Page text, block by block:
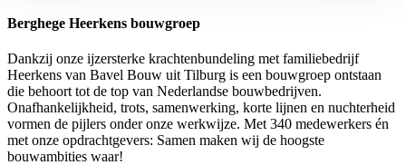
Berghege Heerkens bouwgroep
Dankzij onze ijzersterke krachtenbundeling met familiebedrijf
Heerkens van Bavel Bouw uit Tilburg is een bouwgroep ontstaan
die behoort tot de top van Nederlandse bouwbedrijven.
Onafhankelijkheid, trots, samenwerking, korte lijnen en nuchterheid
vormen de pijlers onder onze werkwijze. Met 340 medewerkers én
met onze opdrachtgevers: Samen maken wij de hoogste
bouwambities waar!